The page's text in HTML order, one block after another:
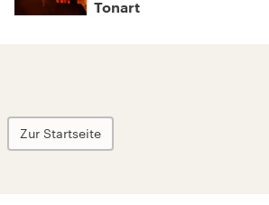
Tonart
Zur Startseite